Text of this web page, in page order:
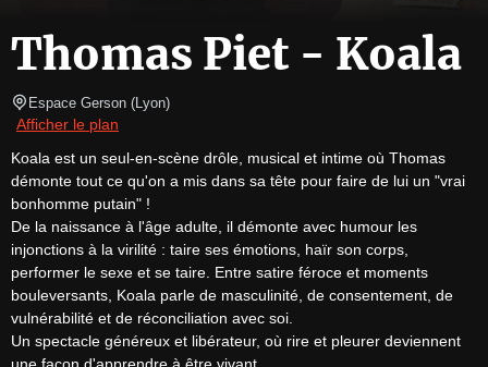
Thomas Piet - Koala
Espace Gerson (Lyon)
Afficher le plan
Koala est un seul-en-scène drôle, musical et intime où Thomas
démonte tout ce qu'on a mis dans sa tête pour faire de lui un "vrai
bonhomme putain" !
De la naissance à l'âge adulte, il démonte avec humour les
injonctions à la virilité : taire ses émotions, haïr son corps,
performer le sexe et se taire. Entre satire féroce et moments
bouleversants, Koala parle de masculinité, de consentement, de
vulnérabilité et de réconciliation avec soi.
Un spectacle généreux et libérateur, où rire et pleurer deviennent